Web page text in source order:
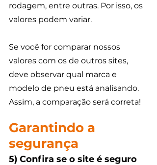
rodagem, entre outras. Por isso, os
valores podem variar.
Se você for comparar nossos
valores com os de outros sites,
deve observar qual marca e
modelo de pneu está analisando.
Assim, a comparação será correta!
Garantindo a
segurança
5) Confira se o site é seguro